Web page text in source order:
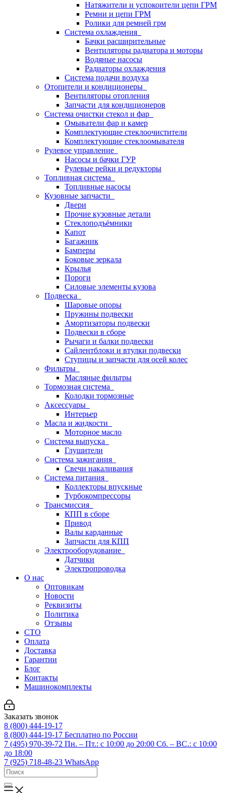
Натяжители и успокоители цепи ГРМ
Ремни и цепи ГРМ
Ролики для ремней грм
Система охлаждения
Бачки расширительные
Вентиляторы радиатора и моторы
Водяные насосы
Радиаторы охлаждения
Система подачи воздуха
Отопители и кондиционеры
Вентиляторы отопления
Запчасти для кондиционеров
Система очистки стекол и фар
Омыватели фар и камер
Комплектующие стеклоочистители
Комплектующие стеклоомывателя
Рулевое управление
Насосы и бачки ГУР
Рулевые рейки и редукторы
Топливная система
Топливные насосы
Кузовные запчасти
Двери
Прочие кузовные детали
Стеклоподъёмники
Капот
Багажник
Бамперы
Боковые зеркала
Крылья
Пороги
Силовые элементы кузова
Подвеска
Шаровые опоры
Пружины подвески
Амортизаторы подвески
Подвески в сборе
Рычаги и балки подвески
Сайлентблоки и втулки подвески
Ступицы и запчасти для осей колес
Фильтры
Масляные фильтры
Тормозная система
Колодки тормозные
Аксессуары
Интерьер
Масла и жидкости
Моторное масло
Система выпуска
Глушители
Система зажигания
Свечи накаливания
Система питания
Коллекторы впускные
Турбокомпрессоры
Трансмиссия
КПП в сборе
Привод
Валы карданные
Запчасти для КПП
Электрооборудование
Датчики
Электропроводка
О нас
Оптовикам
Новости
Реквизиты
Политика
Отзывы
СТО
Оплата
Доставка
Гарантии
Блог
Контакты
Машинокомплекты
Заказать звонок
8 (800) 444-19-17
8 (800) 444-19-17 Бесплатно по России
7 (495) 970-39-72 Пн. – Пт.: с 10:00 до 20:00 Сб. – ВС.: c 10:00
до 18:00
7 (925) 718-48-23 WhatsApp